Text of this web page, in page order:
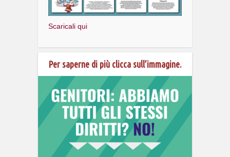
Scaricali qui
Per saperne di più clicca sull’immagine.